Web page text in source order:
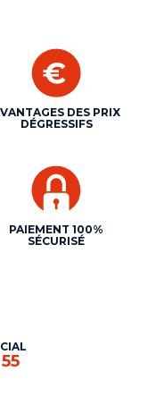
DES PRIX
DÉGRESSIFS
PAIEMENT 100%
SÉCURISÉ